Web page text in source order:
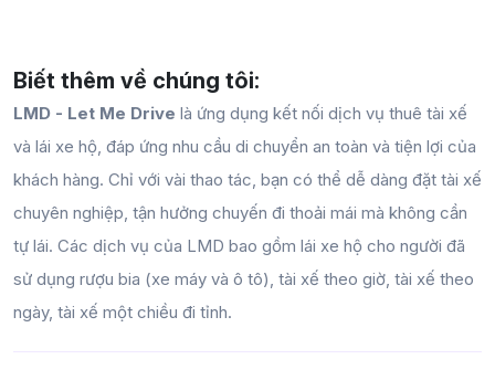
Biết thêm về chúng tôi:
LMD - Let Me Drive là ứng dụng kết nối dịch vụ thuê tài xế
và lái xe hộ, đáp ứng nhu cầu di chuyển an toàn và tiện lợi của
khách hàng. Chỉ với vài thao tác, bạn có thể dễ dàng đặt tài xế
chuyên nghiệp, tận hưởng chuyến đi thoải mái mà không cần
tự lái. Các dịch vụ của LMD bao gồm lái xe hộ cho người đã
sử dụng rượu bia (xe máy và ô tô), tài xế theo giờ, tài xế theo
ngày, tài xế một chiều đi tỉnh.